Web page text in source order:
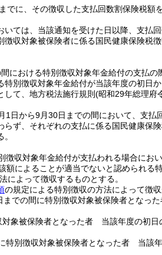
に、その徴収した支払回数割保険税額
ては、当該通知を受けた日以降、支払
収対象被保険者に係る国民健康保険税
における特別徴収対象年金給付の支払の
別徴収対象年金給付が当該年度の初日
て、地方税法施行規則 (昭和29年総理府
日から9月30日までの間において、支払
らず、それぞれの支払に係る国民健康保
徴収対象年金給付が支払われる場合にお
額によることが適当でないと認められる
によって徴収するものとする。
の規定による特別徴収の方法によって徴
での間に特別徴収対象被保険者となっ
象被保険者となった者 当該年度の初
特別徴収対象被保険者となった者 当該